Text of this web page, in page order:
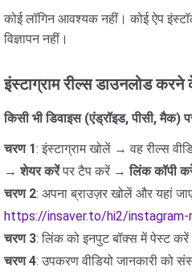
कोई लॉगिन आवश्यक नहीं। कोई ऐप
विज्ञापन नहीं।
इंस्टाग्राम रील्स डाउनलोड करने
किसी भी डिवाइस (एंड्रॉइड, पीसी,
चरण 1: इंस्टाग्राम खोलें → वह रील्स
→शेयर करेंपर टैप करें →लिंक कॉपी
चरण 2: अपना ब्राउज़र खोलें और यहां
https://insaver.to/hi2/
चरण 3: लिंक को इनपुट बॉक्स में पेस्ट
चरण 4: उपकरण वीडियो जानकारी को